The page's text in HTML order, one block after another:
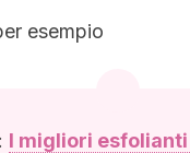
esempio
I migliori